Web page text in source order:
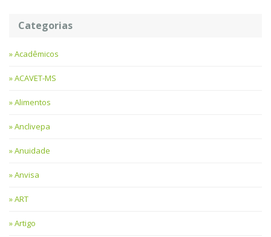
Categorias
Acadêmicos
ACAVET-MS
Alimentos
Anclivepa
Anuidade
Anvisa
ART
Artigo